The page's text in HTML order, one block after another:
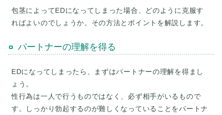
包茎によってEDになってしまった場合、どのように克服す
ればよいのでしょうか。その方法とポイントを解説します。
パートナーの理解を得る
EDになってしまったら、まずはパートナーの理解を得まし
ょう。
性行為は一人で行うものではなく、必ず相手がいるもので
す。しっかり勃起するのが難しくなっていることをパートナ